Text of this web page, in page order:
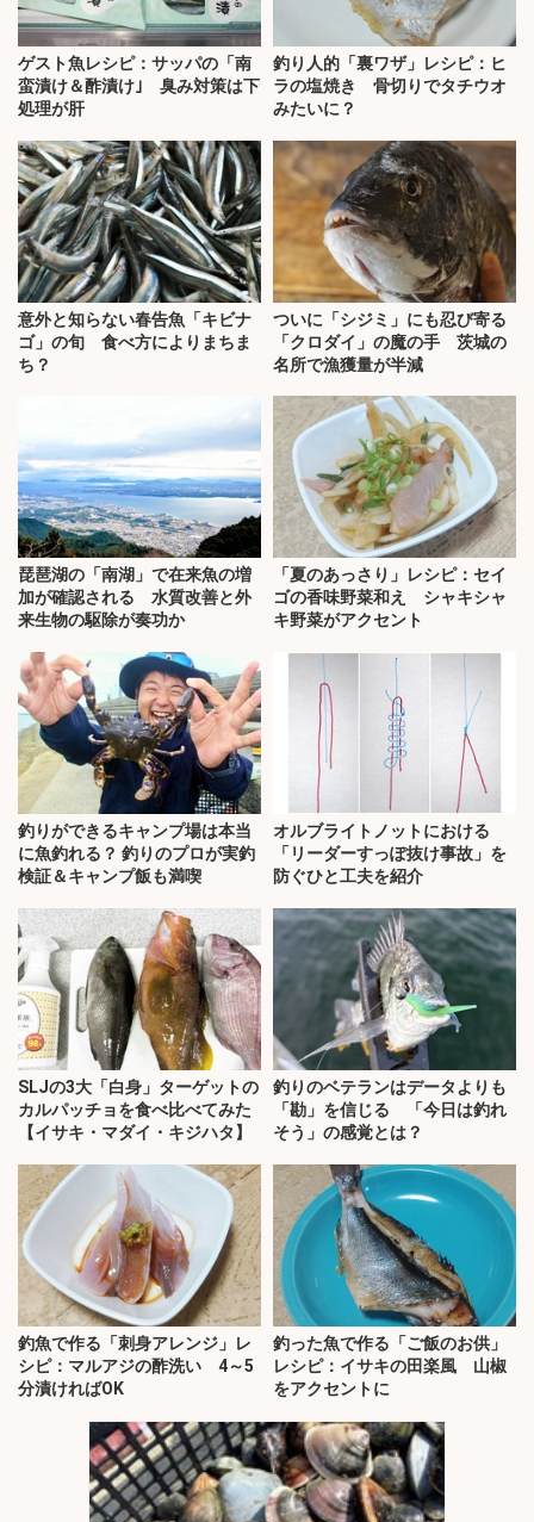
ゲスト魚レシピ：サッパの「南
蛮漬け＆酢漬け｣ 臭み対策は下
処理が肝
釣り人的「裏ワザ」レシピ：ヒ
ラの塩焼き 骨切りでタチウオ
みたいに？
意外と知らない春告魚「キビナ
ゴ」の旬 食べ方によりまちま
ち？
ついに「シジミ」にも忍び寄る
「クロダイ」の魔の手 茨城の
名所で漁獲量が半減
琵琶湖の「南湖」で在来魚の増
加が確認される 水質改善と外
来生物の駆除が奏功か
「夏のあっさり」レシピ：セイ
ゴの香味野菜和え シャキシャ
キ野菜がアクセント
釣りができるキャンプ場は本当
に魚釣れる？ 釣りのプロが実釣
検証＆キャンプ飯も満喫
オルブライトノットにおける
「リーダーすっぽ抜け事故」を
防ぐひと工夫を紹介
SLJの3大「白身」ターゲットの
カルパッチョを食べ比べてみた
【イサキ・マダイ・キジハタ】
釣りのベテランはデータよりも
「勘」を信じる 「今日は釣れ
そう」の感覚とは？
釣魚で作る「刺身アレンジ」レ
シピ：マルアジの酢洗い 4～5
分漬ければOK
釣った魚で作る「ご飯のお供」
レシピ：イサキの田楽風 山椒
をアクセントに